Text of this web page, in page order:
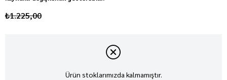
₺1.225,00
Ürün stoklarımızda kalmamıştır.